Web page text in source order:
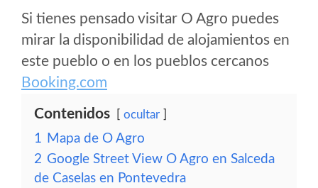
Si tienes pensado visitar O Agro puedes
mirar la disponibilidad de alojamientos en
este pueblo o en los pueblos cercanos
Booking.com
Contenidos ocultar
1 Mapa de O Agro
2 Google Street View O Agro en Salceda
de Caselas en Pontevedra